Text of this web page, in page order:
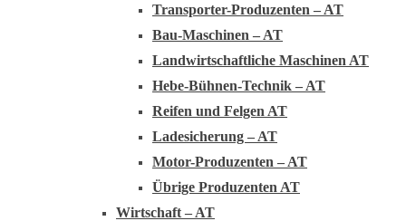
Transporter-Produzenten – AT
Bau-Maschinen – AT
Landwirtschaftliche Maschinen AT
Hebe-Bühnen-Technik – AT
Reifen und Felgen AT
Ladesicherung – AT
Motor-Produzenten – AT
Übrige Produzenten AT
Wirtschaft – AT